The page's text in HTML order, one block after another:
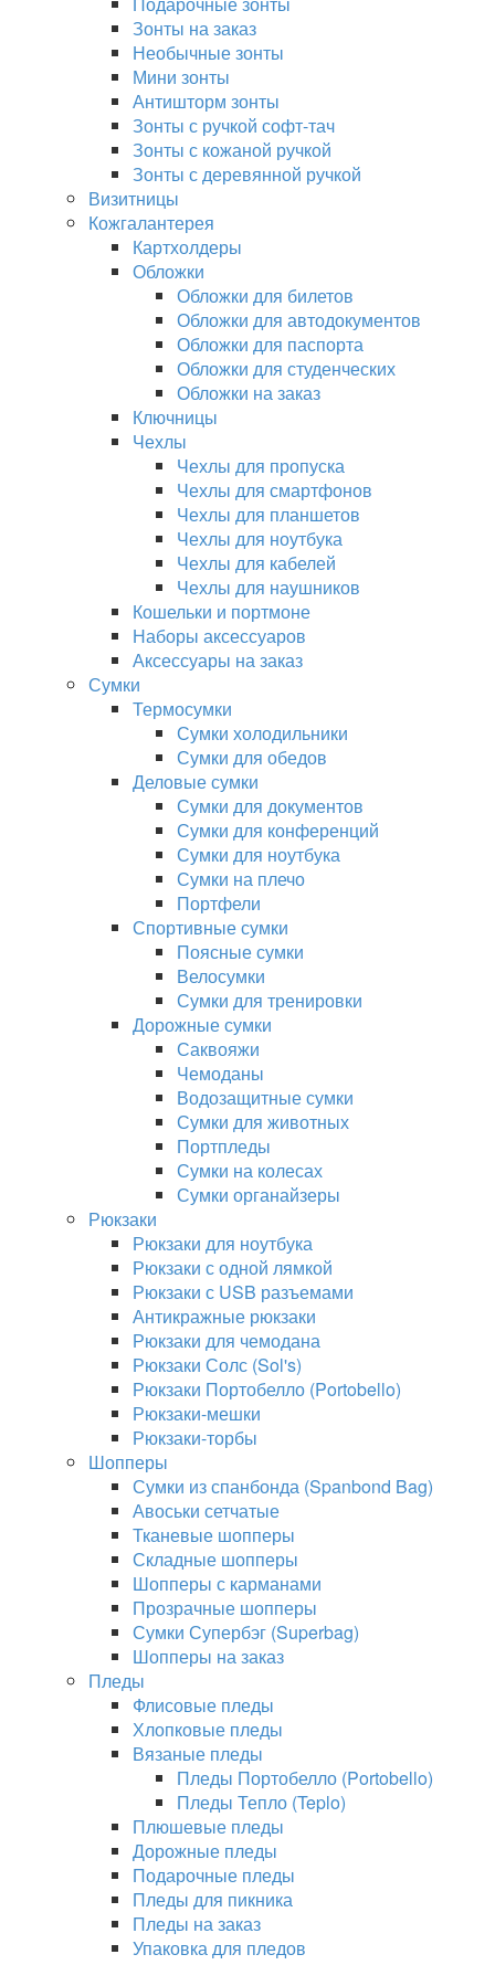
Зонты на заказ
Необычные зонты
Мини зонты
Антишторм зонты
Зонты с ручкой софт-тач
Зонты с кожаной ручкой
Зонты с деревянной ручкой
Визитницы
Кожгалантерея
Картхолдеры
Обложки
Обложки для билетов
Обложки для автодокументов
Обложки для паспорта
Обложки для студенческих
Обложки на заказ
Ключницы
Чехлы
Чехлы для пропуска
Чехлы для смартфонов
Чехлы для планшетов
Чехлы для ноутбука
Чехлы для кабелей
Чехлы для наушников
Кошельки и портмоне
Наборы аксессуаров
Аксессуары на заказ
Сумки
Термосумки
Сумки холодильники
Сумки для обедов
Деловые сумки
Сумки для документов
Сумки для конференций
Сумки для ноутбука
Сумки на плечо
Портфели
Спортивные сумки
Поясные сумки
Велосумки
Сумки для тренировки
Дорожные сумки
Саквояжи
Чемоданы
Водозащитные сумки
Сумки для животных
Портпледы
Сумки на колесах
Сумки органайзеры
Рюкзаки
Рюкзаки для ноутбука
Рюкзаки с одной лямкой
Рюкзаки с USB разъемами
Антикражные рюкзаки
Рюкзаки для чемодана
Рюкзаки Солс (Sol's)
Рюкзаки Портобелло (Portobello)
Рюкзаки-мешки
Рюкзаки-торбы
Шопперы
Сумки из спанбонда (Spanbond Bag)
Авоськи сетчатые
Тканевые шопперы
Складные шопперы
Шопперы с карманами
Прозрачные шопперы
Сумки Супербэг (Superbag)
Шопперы на заказ
Пледы
Флисовые пледы
Хлопковые пледы
Вязаные пледы
Пледы Портобелло (Portobello)
Пледы Тепло (Teplo)
Плюшевые пледы
Дорожные пледы
Подарочные пледы
Пледы для пикника
Пледы на заказ
Упаковка для пледов